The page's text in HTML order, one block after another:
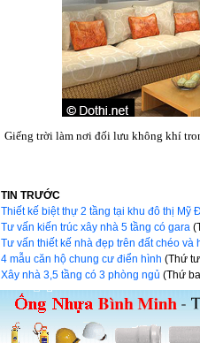
Giếng trời làm nơi đối lưu không khí
TIN TRƯỚC
Thiết kế biệt thự 2 tầng tại khu đô thị Mỹ
Tư vấn kiến trúc xây nhà 5 tầng có gara
Tư vấn thiết kế nhà đẹp trên đất chéo và
4 mẫu căn hộ chung cư điển hình(Thứ
Xây nhà 3,5 tầng có 3 phòng ngủ(Thứ